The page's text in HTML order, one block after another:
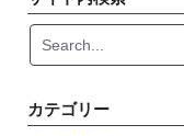
名
が
カテゴリー